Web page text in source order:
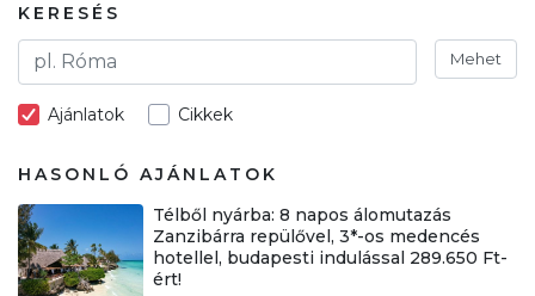
KERESÉS
Mehet
Ajánlatok Cikkek
HASONLÓ AJÁNLATOK
Télből nyárba: 8 napos álomutazás
Zanzibárra repülővel, 3*-os medencés
hotellel, budapesti indulással 289.650 Ft-
ért!